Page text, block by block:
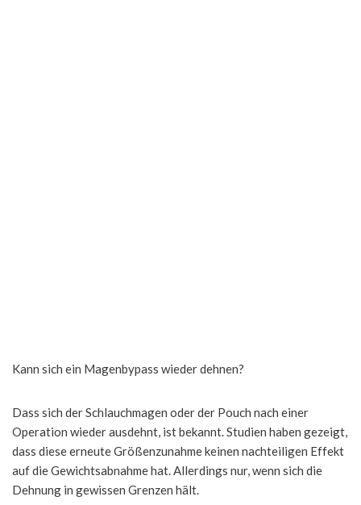
Kann sich ein Magenbypass wieder dehnen?
Dass sich der Schlauchmagen oder der Pouch nach einer
Operation wieder ausdehnt, ist bekannt. Studien haben gezeigt,
dass diese erneute Größenzunahme keinen nachteiligen Effekt
auf die Gewichtsabnahme hat. Allerdings nur, wenn sich die
Dehnung in gewissen Grenzen hält.